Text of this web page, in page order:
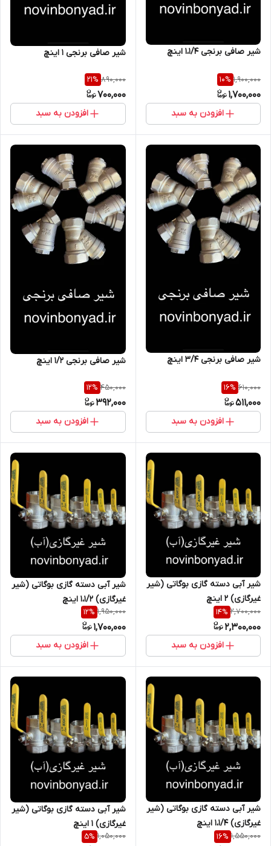
شیر صافی برنجی 1،1/4 اینچ
1,900,000
10%
1,700,000
افزودن به سبد
شیر صافی برنجی 1 اینچ
890,000
21%
700,000
افزودن به سبد
شیر صافی برنجی 3/4 اینچ
610,000
16%
511,000
افزودن به سبد
شیر صافی برنجی 1/2 اینچ
450,000
12%
392,000
افزودن به سبد
شیر آبی دسته گازی بوگاتی (شیر
غیرگازی) 2 اینچ
2,700,000
14%
2,300,000
افزودن به سبد
شیر آبی دسته گازی بوگاتی (شیر
غیرگازی) 1،1/2 اینچ
1,950,000
12%
1,700,000
افزودن به سبد
شیر آبی دسته گازی بوگاتی (شیر
غیرگازی) 1،1/4 اینچ
1,550,000
16%
شیر آبی دسته گازی بوگاتی (شیر
غیرگازی) 1 اینچ
1,050,000
5%